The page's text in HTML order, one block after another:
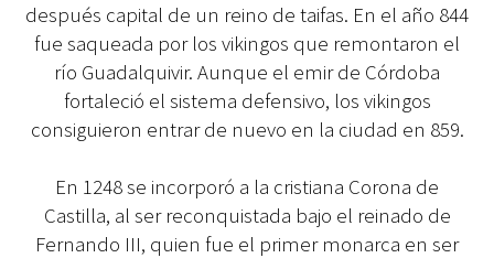
después capital de un reino de taifas. En el año 844
fue saqueada por los vikingos que remontaron el
río Guadalquivir. Aunque el emir de Córdoba
fortaleció el sistema defensivo, los vikingos
consiguieron entrar de nuevo en la ciudad en 859.
En 1248 se incorporó a la cristiana Corona de
Castilla, al ser reconquistada bajo el reinado de
Fernando III, quien fue el primer monarca en ser